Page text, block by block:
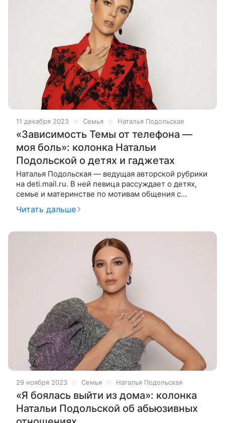
11 декабря 2023 Семья Наталья Подольская
«Зависимость Темы от телефона —
моя боль»: колонка Натальи
Подольской о детях и гаджетах
Наталья Подольская — ведущая авторской рубрики
на deti.mail.ru. В ней певица рассуждает о детях,
семье и материнстве по мотивам общения с
гостями своего YouTube-шоу «Ваша Наташа». На
этот раз гостьей студии стала
Читать дальше
29 ноября 2023 Семья Наталья Подольская
«Я боялась выйти из дома»: колонка
Натальи Подольской об абьюзивных